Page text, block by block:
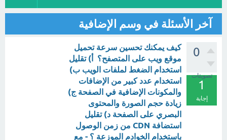
آخر الأسئلة في وسم الإضافية
0
تصويتات
1
إجابة
كيف يمكنك تحسين سرعة تحميل
موقع ويب على المتصفح؟ أ) تقليل
استخدام الضغط لملفات الويب ب)
استخدام عدد كبير من الإضافات
والمكونات الإضافية في الصفحة ج)
زيادة حجم الصورة والمحتوى
البصري على الصفحة د) تقليل
استضافة CDN من زمن الوصول
باستخدام الخوادم الموزعة ؟ - مع